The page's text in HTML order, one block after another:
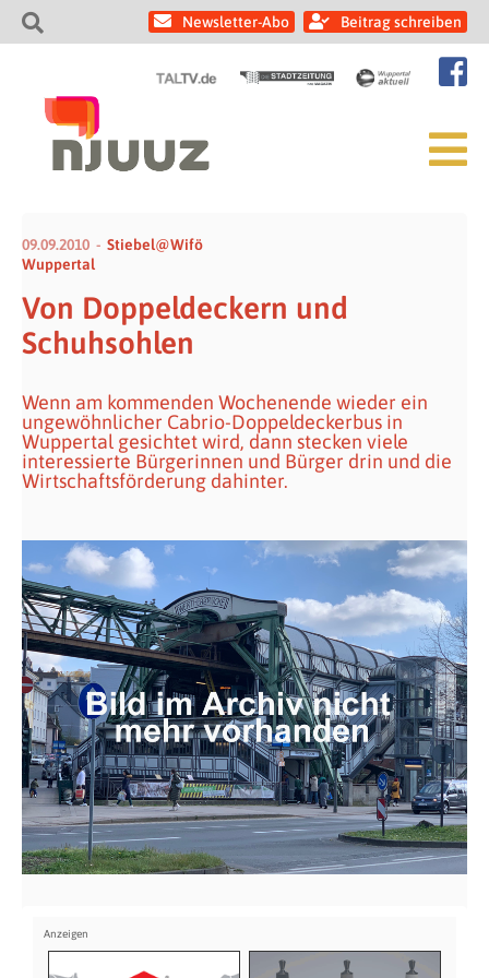
Newsletter-Abo Beitrag schreiben
09.09.2010
Stiebel@Wifö
Wuppertal
Von Doppeldeckern und
Schuhsohlen
Wenn am kommenden Wochenende wieder ein
ungewöhnlicher Cabrio-Doppeldeckerbus in
Wuppertal gesichtet wird, dann stecken viele
interessierte Bürgerinnen und Bürger drin und die
Wirtschaftsförderung dahinter.